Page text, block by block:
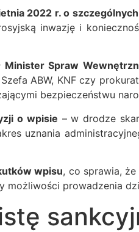
2022 r. o
inwazję i
Minister Spraw
ABW, KNF czy
bezpieczeństwu
o wpisie – w drodze
uznania
wpisu, co sprawia,
prowadzenia